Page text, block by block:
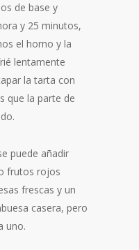
de base y
y 25 minutos,
el horno y la
lentamente
la tarta con
que la parte de
puede añadir
frutos rojos
frescas y un
casera, pero
uno.